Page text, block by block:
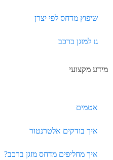
שיפוץ מדחס לפי יצרן
גז למזגן ברכב
מידע מקצועי
אטמים
איך בודקים אלטרנטור
איך מחליפים מדחס מזגן ברכב?